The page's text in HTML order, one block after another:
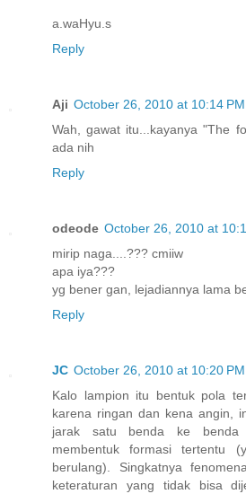
a.waHyu.s
Reply
Aji October 26, 2010 at 10:14 PM
Wah, gawat itu...kayanya "The
ada nih
Reply
odeode October 26, 2010 at
mirip naga....??? cmiiw
apa iya???
yg bener gan, lejadiannya lama
Reply
JC October 26, 2010 at 10:20 PM
Kalo lampion itu bentuk pola
karena ringan dan kena angin,
jarak satu benda ke benda
membentuk formasi tertentu
berulang). Singkatnya
keteraturan yang tidak bisa